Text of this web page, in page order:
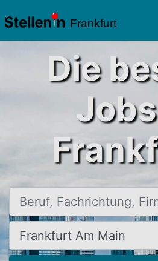
Frankfurt
Die
Beruf, Fachrichtung, Firma
Ort, Stadt